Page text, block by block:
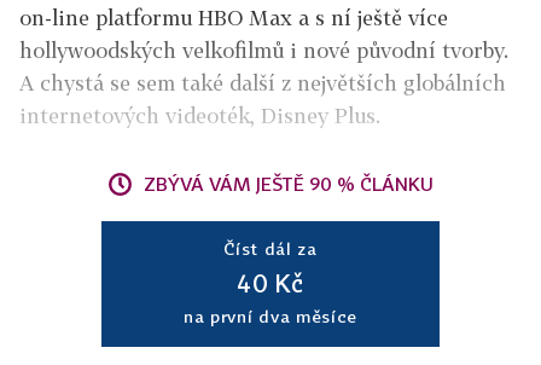
on-line platformu HBO Max a s ní ještě více
hollywoodských velkofilmů i nové původní tvorby.
A chystá se sem také další z největších globálních
internetových videoték, Disney Plus.
ZBÝVÁ VÁM JEŠTĚ 90 % ČLÁNKU
Číst dál za
40 Kč
na první dva měsíce